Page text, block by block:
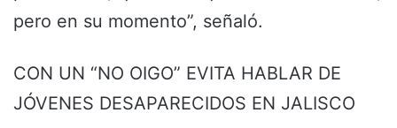
pero en su momento”, señaló.
CON UN “NO OIGO” EVITA HABLAR DE
JÓVENES DESAPARECIDOS EN JALISCO